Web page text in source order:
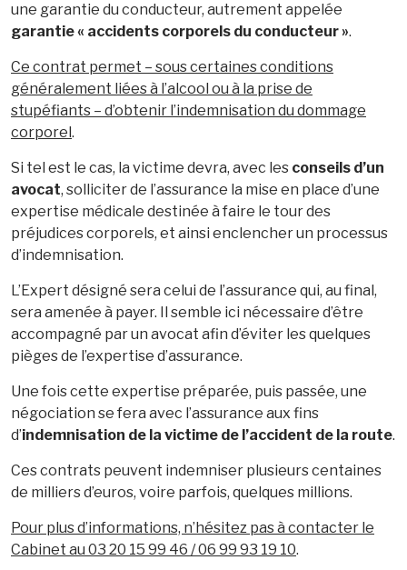
une garantie du conducteur, autrement appelée
garantie « accidents corporels du conducteur ».
Ce contrat permet – sous certaines conditions
généralement liées à l’alcool ou à la prise de
stupéfiants – d’obtenir l’indemnisation du dommage
corporel .
Si tel est le cas, la victime devra, avec les conseils d’un
avocat, solliciter de l’assurance la mise en place d’une
expertise médicale destinée à faire le tour des
préjudices corporels, et ainsi enclencher un processus
d’indemnisation.
L’Expert désigné sera celui de l’assurance qui, au final,
sera amenée à payer. Il semble ici nécessaire d’être
accompagné par un avocat afin d’éviter les quelques
pièges de l’expertise d’assurance.
Une fois cette expertise préparée, puis passée, une
négociation se fera avec l’assurance aux fins
d’indemnisation de la victime de l’accident de la route.
Ces contrats peuvent indemniser plusieurs centaines
de milliers d’euros, voire parfois, quelques millions.
Pour plus d’informations, n’hésitez pas à contacter le
Cabinet au 03 20 15 99 46 / 06 99 93 19 10.